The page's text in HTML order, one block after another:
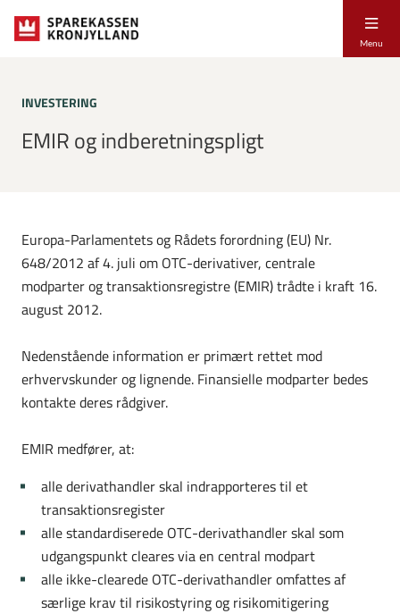
Menu
INVESTERING
EMIR og indberetningspligt
Europa-Parlamentets og Rådets forordning (EU) Nr.
648/2012 af 4. juli om OTC-derivativer, centrale
modparter og transaktionsregistre (EMIR) trådte i kraft 16.
august 2012.
Nedenstående information er primært rettet mod
erhvervskunder og lignende. Finansielle modparter bedes
kontakte deres rådgiver.
EMIR medfører, at:
alle derivathandler skal indrapporteres til et
transaktionsregister
alle standardiserede OTC-derivathandler skal som
udgangspunkt cleares via en central modpart
alle ikke-clearede OTC-derivathandler omfattes af
særlige krav til risikostyring og risikomitigering